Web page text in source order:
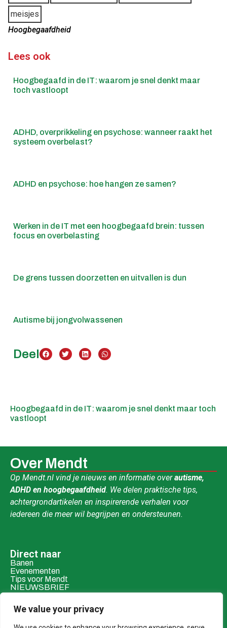
We value your privacy
meisjes
Hoogbegaafdheid
Lees ook
Hoogbegaafd in de IT: waarom je snel denkt maar
toch vastloopt
ADHD, overprikkeling en psychose: wanneer raakt het
systeem overbelast?
ADHD en psychose: hoe hangen ze samen?
Werken in de IT met een hoogbegaafd brein: tussen
focus en overbelasting
De grens tussen doorzetten en uitvallen is dun
Autisme bij jongvolwassenen
Deel
in de IT: waarom je snel denkt maar toch
Over Mendt
Op Mendt.nl vind je nieuws en informatie overautisme,
ADHD en hoogbegaafdheid. We delen praktische tips,
achtergrondartikelen en inspirerende verhalen voor
iedereen die meer wil begrijpen en ondersteunen.
Direct naar
Banen
Evenementen
Tips voor Mendt
NIEUWSBRIEF
Contact & social
Over ons